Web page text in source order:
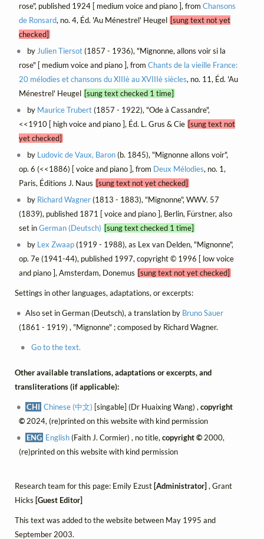
rose", published 1924 [ medium voice and piano ], from Chansons
de Ronsard, no. 4, Éd. 'Au Ménestrel' Heugel [sung text not yet
checked]
by Julien Tiersot(1857 - 1936), "Mignonne, allons voir si la
rose" [ medium voice and piano ], from Chants de la vieille France:
20 mélodies et chansons du XIIIè au XVIIIè siècles, no. 11, Éd. 'Au
Ménestrel' Heugel [sung text checked 1 time]
by Maurice Trubert(1857 - 1922), "Ode à Cassandre",
<<1910 [ high voice and piano ], Éd. L. Grus & Cie [sung text not
yet checked]
by Ludovic de Vaux, Baron(b. 1845), "Mignonne allons voir",
op. 6 (<<1886) [ voice and piano ], from Deux Mélodies, no. 1,
Paris, Éditions J. Naus [sung text not yet checked]
by Richard Wagner(1813 - 1883), "Mignonne", WWV. 57
(1839), published 1871 [ voice and piano ], Berlin, Fürstner, also
set inGerman (Deutsch) [sung text checked 1 time]
by Lex Zwaap(1919 - 1988), as Lex van Delden, "Mignonne",
op. 7e (1941-44), published 1997, copyright © 1996 [ low voice
and piano ], Amsterdam, Donemus [sung text not yet checked]
Settings in other languages, adaptations, or excerpts:
Also set in German (Deutsch), a translation by Bruno Sauer
(1861 - 1919) , "Mignonne" ; composed by Richard Wagner.
Go to the text.
Other available translations, adaptations or excerpts, and
transliterations (if applicable):
CHI Chinese (中文) [singable] (Dr Huaixing Wang) ,copyright
©2024, (re)printed on this website with kind permission
ENG English(Faith J. Cormier) , no title,copyright © 2000,
(re)printed on this website with kind permission
Research team for this page: Emily Ezust [Administrator] , Grant
Hicks [Guest Editor]
This text was added to the website between May 1995 and
September 2003.